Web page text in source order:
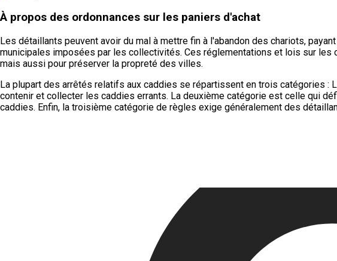
À propos des ordonnances sur les paniers d'achat
Les détaillants peuvent avoir du mal à mettre fin à l'abandon des chariots,
municipales imposées par les collectivités. Ces réglementations et lois sur les
mais aussi pour préserver la propreté des villes.
La plupart des arrêtés relatifs aux caddies se répartissent en trois catégories
contenir et collecter les caddies errants. La deuxième catégorie est celle qui
caddies. Enfin, la troisième catégorie de règles exige généralement des